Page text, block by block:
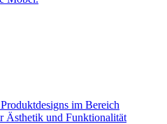
- Ihr Partner für innovative
Möbel.